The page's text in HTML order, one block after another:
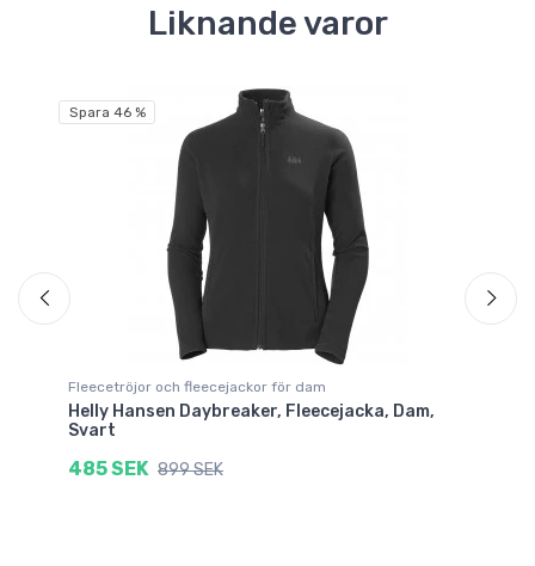
Liknande varor
Spara 46 %
Fleecetröjor och fleecejackor för dam
Helly Hansen Daybreaker, Fleecejacka, Dam,
Svart
485 SEK 899 SEK